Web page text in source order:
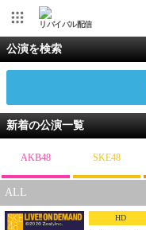
リバイバル配信
公演を検索
新着の公演一覧
AKB48 SKE48
ALL
HD